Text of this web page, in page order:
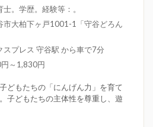
士。学歴。経験等：。
市大柏下ヶ戸1001-1「守谷どろん
スプレス 守谷駅 から車で7分
～1,830円
どもたちの「にんげん力」を育て
子どもたちの主体性を尊重し、遊